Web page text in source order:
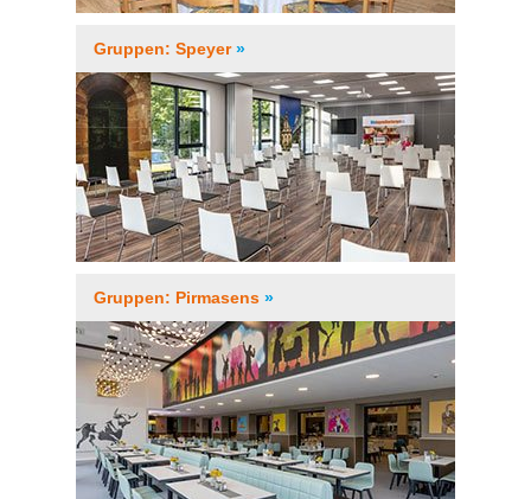
Gruppen: Speyer»
Gruppen: Pirmasens »